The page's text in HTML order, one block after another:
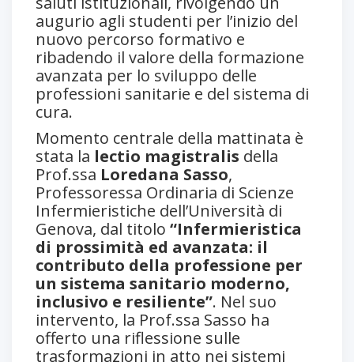
augurio agli studenti per l’inizio del
nuovo percorso formativo e
ribadendo il valore della formazione
avanzata per lo sviluppo delle
professioni sanitarie e del sistema di
cura.
Momento centrale della mattinata è
stata la lectio magistralis della
Prof.ssa Loredana Sasso,
Professoressa Ordinaria di Scienze
Infermieristiche dell’Università di
Genova, dal titolo “Infermieristica
di prossimità ed avanzata: il
contributo della professione per
un sistema sanitario moderno,
inclusivo e resiliente”. Nel suo
intervento, la Prof.ssa Sasso ha
offerto una riflessione sulle
trasformazioni in atto nei sistemi